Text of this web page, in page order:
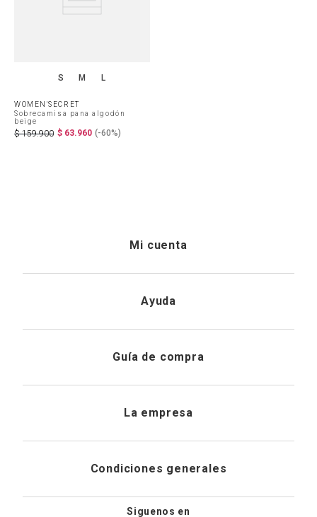
S M L
WOMEN'SECRET
Sobrecamisa pana algodón
beige
$ 159.900 $ 63.960 (-60%)
Mi cuenta
Registrarme
Historial de pedidos
Ayuda
Envíanos un email
Cambios, devoluciones y desistimiento
Guía de compra
Cuidado de prendas
La empresa
Tiendas
Condiciones generales
Siguenos en